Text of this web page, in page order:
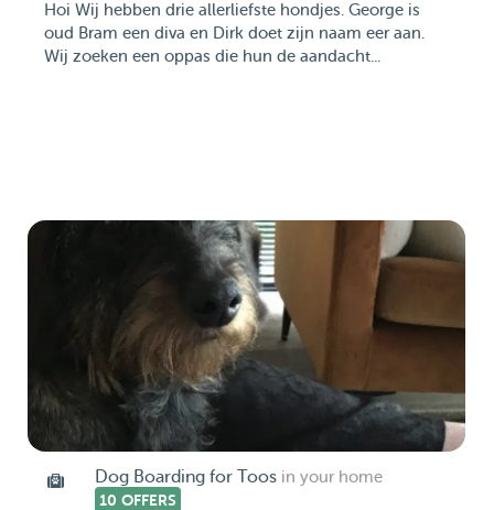
Hoi Wij hebben drie allerliefste hondjes. George is
oud Bram een diva en Dirk doet zijn naam eer aan.
Wij zoeken een oppas die hun de aandacht...
Dog Boarding for Toos in your home
10 OFFERS